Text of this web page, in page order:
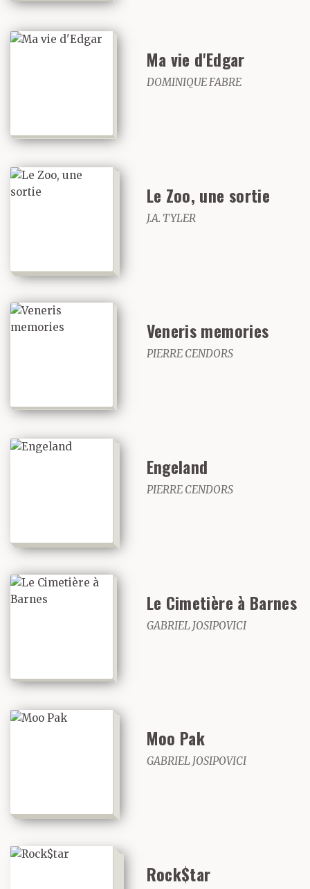
Ma vie d'Edgar
DOMINIQUE FABRE
Le Zoo, une sortie
J.A. TYLER
Veneris memories
PIERRE CENDORS
Engeland
PIERRE CENDORS
Le Cimetière à Barnes
GABRIEL JOSIPOVICI
Moo Pak
GABRIEL JOSIPOVICI
Rock$tar